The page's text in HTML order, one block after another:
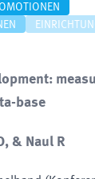
base
& Naul R